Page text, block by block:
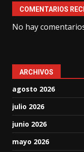
COMENTARIOS
No hay
ARCHIVOS
agosto 2026
julio 2026
junio 2026
mayo 2026